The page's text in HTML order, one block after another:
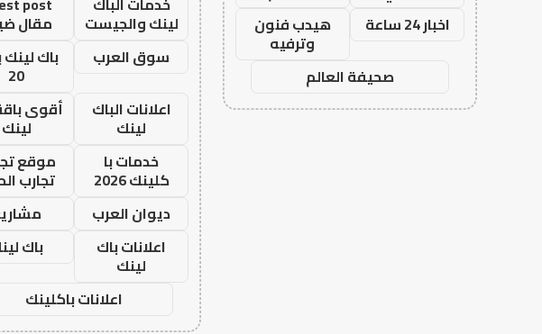
اخبار 24 ساعة
هيدب فنون
وترفيه
صحيفة العالم
لينك والجيست
مقال
سوق العرب
باك لينك
20
اعلانات الباك
لينك
أقوى
لينك
خدمات با
كلينك 2026
موقع
تجارب
ديوان العرب
اعلانات باك
لينك
باك
اعلانات باكلينك